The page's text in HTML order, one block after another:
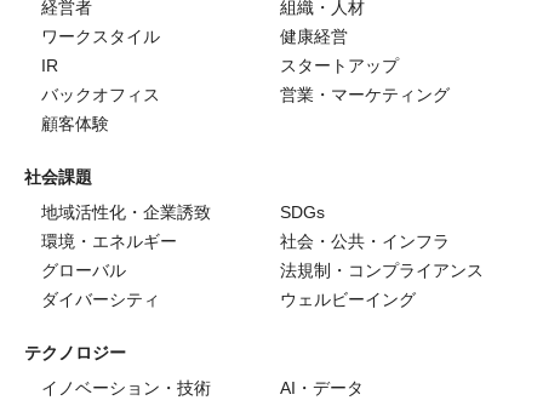
経営者
組織・人材
ワークスタイル
健康経営
IR
スタートアップ
バックオフィス
営業・マーケティング
顧客体験
社会課題
地域活性化・企業誘致
SDGs
環境・エネルギー
社会・公共・インフラ
グローバル
法規制・コンプライアンス
ダイバーシティ
ウェルビーイング
テクノロジー
イノベーション・技術
AI・データ